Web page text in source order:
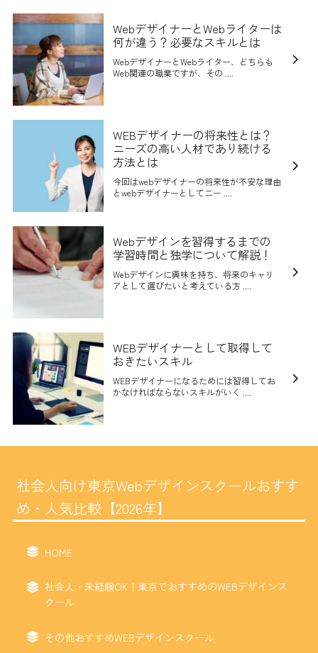
WebデザイナーとWebライターは
何が違う？必要なスキルとは
WebデザイナーとWebライター、どちらも
Web関連の職業ですが、その ....
WEBデザイナーの将来性とは？
ニーズの高い人材であり続ける
方法とは
今回はwebデザイナーの将来性が不安な理由
とwebデザイナーとしてニー ....
Webデザインを習得するまでの
学習時間と独学について解説！
Webデザインに興味を持ち、将来のキャリ
アとして選びたいと考えている方 ....
WEBデザイナーとして取得して
おきたいスキル
WEBデザイナーになるためには習得してお
かなければならないスキルがいく ....
社会人向け東京Webデザインスクールおすす
め・人気比較【2026年】
HOME
社会人・未経験OK！東京でおすすめのWEBデザインス
クール
その他おすすめWEBデザインスクール